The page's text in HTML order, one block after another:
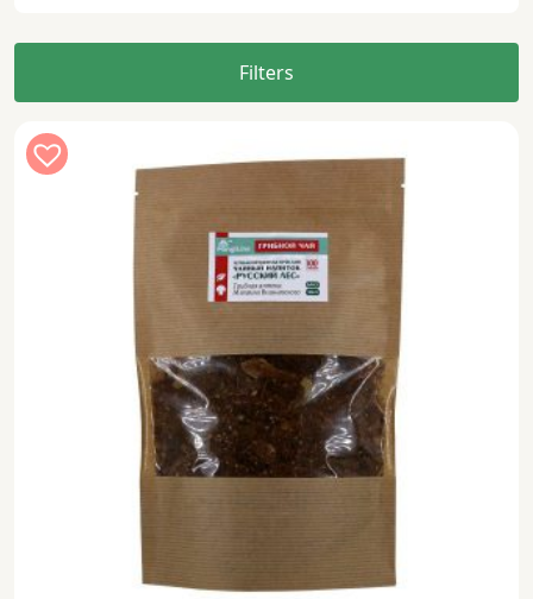
Filters